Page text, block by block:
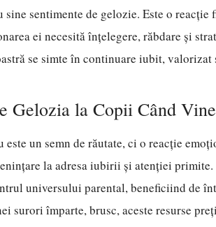
sine sentimente de gelozie. Este o reacție
ei necesită înțelegere, răbdare și
se simte în continuare iubit, valorizat
Gelozia la Copii Când
un semn de răutate, ci o reacție
la adresa iubirii și atenției
universului parental, beneficiind de
surori împarte, brusc, aceste resurse